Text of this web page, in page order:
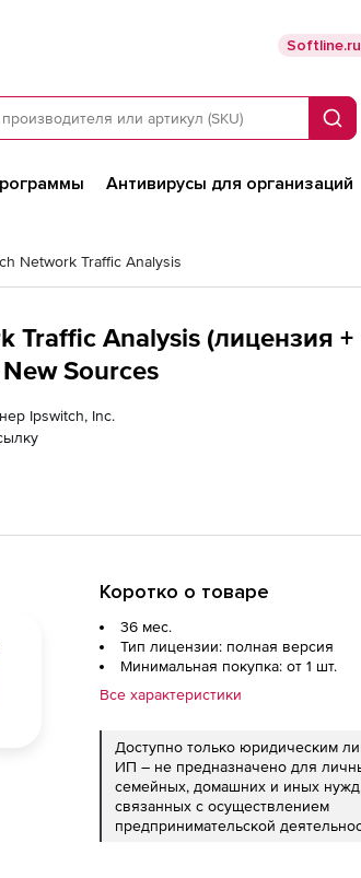
Softline.ru
Антивирусы для организаций
Network Traffic Analysis
Traffic Analysis (лицензия +
Sources
Ipswitch, Inc.
Коротко о товаре
36 мес.
Тип лицензии: полная версия
Минимальная покупка: от 1 шт.
Все характеристики
Доступно только юридическим
ИП – не предназначено для
семейных, домашних и иных
связанных с осуществлением
предпринимательской